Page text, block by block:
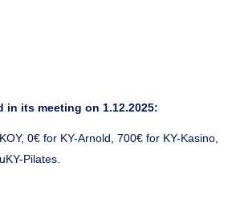
in its meeting on 1.12.2025:
0€ for KY-Arnold, 700€ for KY-Kasino,
Pilates.